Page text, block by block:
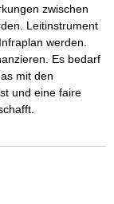
zwischen
Leitinstrument
werden.
Es bedarf
mit den
und eine faire